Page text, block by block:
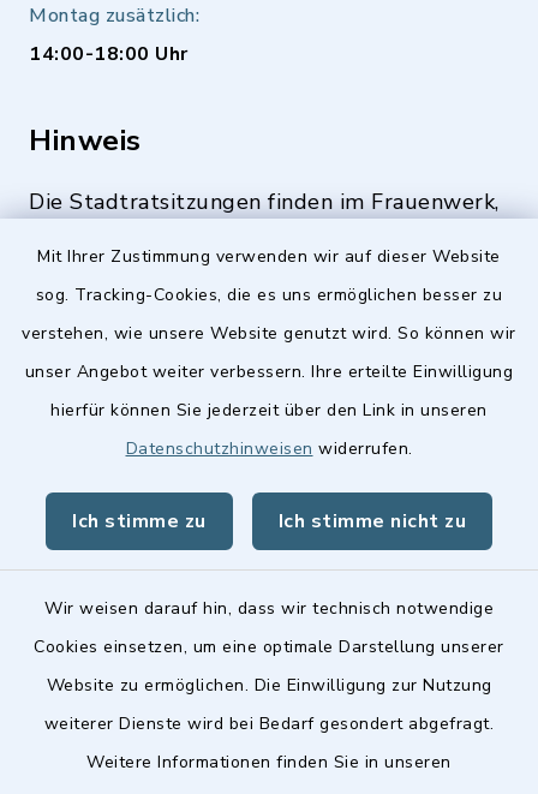
Mit Ihrer Zustimmung verwenden wir auf dieser Website
sog. Tracking-Cookies, die es uns ermöglichen besser zu
verstehen, wie unsere Website genutzt wird. So können wir
unser Angebot weiter verbessern. Ihre erteilte Einwilligung
hierfür können Sie jederzeit über den Link in unseren
Datenschutzhinweisen widerrufen.
Ich stimme zu Ich stimme nicht zu
Wir weisen darauf hin, dass wir technisch notwendige
Cookies einsetzen, um eine optimale Darstellung unserer
Website zu ermöglichen. Die Einwilligung zur Nutzung
weiterer Dienste wird bei Bedarf gesondert abgefragt.
Weitere Informationen finden Sie in unseren
Montag zusätzlich:
14:00-18:00 Uhr
Hinweis
Die Stadtratsitzungen finden im Frauenwerk,
Quicklinks
Stellenangebote
Landkreis Fürth
Barrierefreiheit